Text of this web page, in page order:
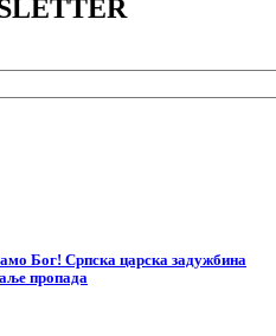
Бог! Српска царска задужбина
пропада